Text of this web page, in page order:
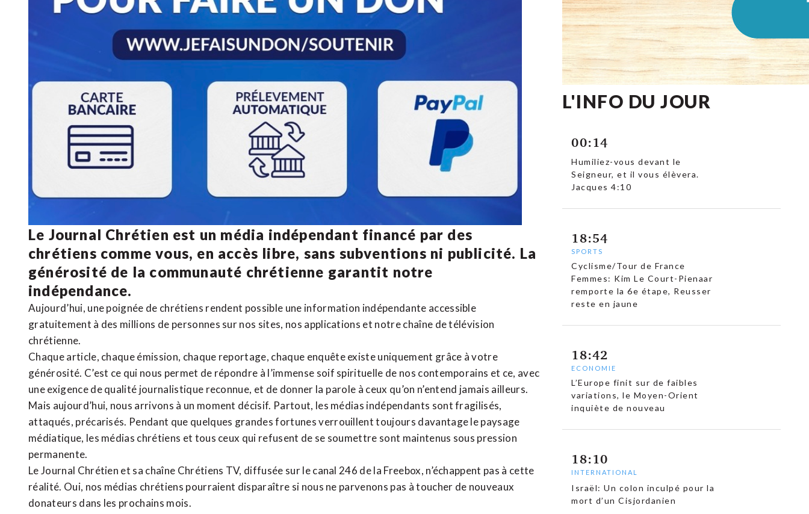
Le Journal Chrétien est un média indépendant financé par des
chrétiens comme vous, en accès libre, sans subventions ni publicité. La
générosité de la communauté chrétienne garantit notre
indépendance.
Aujourd’hui, une poignée de chrétiens rendent possible une information indépendante accessible
gratuitement à des millions de personnes sur nos sites, nos applications et notrechaîne de télévision
chrétienne.
Chaque article, chaque émission, chaque reportage, chaque enquête existe uniquement grâce à votre
générosité. C’est ce qui nous permet de répondre à l’immense soif spirituelle de nos contemporains et ce, avec
une exigence de qualité journalistique reconnue, et de donner la parole à ceux qu’on n’entend jamais ailleurs.
Mais aujourd’hui, nous arrivons à un moment décisif. Partout, les médias indépendants sont fragilisés,
attaqués, précarisés. Pendant que quelques grandes fortunes verrouillent toujours davantage le paysage
médiatique, les médias chrétiens et tous ceux qui refusent de se soumettre sont maintenus sous pression
permanente.
Le Journal Chrétien et sa chaîne Chrétiens TV, diffusée sur le canal 246 de la Freebox, n’échappent pas à cette
réalité. Oui, nos médias chrétiens pourraient disparaître si nous ne parvenons pas à toucher de nouveaux
donateurs dans les prochains mois.
L'INFO DU JOUR
00:14
Humiliez-vous devant le
Seigneur, et il vous élèvera.
Jacques 4:10
18:54
SPORTS
Cyclisme/Tour de France
Femmes: Kim Le Court-Pienaar
remporte la 6e étape, Reusser
reste en jaune
18:42
ECONOMIE
L’Europe finit sur de faibles
variations, le Moyen-Orient
inquiète de nouveau
18:10
INTERNATIONAL
Israël: Un colon inculpé pour la
mort d’un Cisjordanien